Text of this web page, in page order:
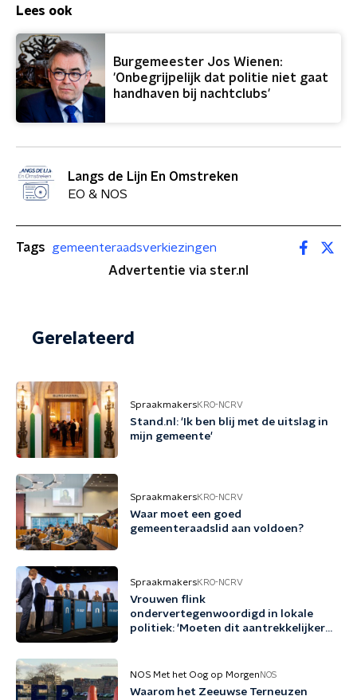
Lees ook
Burgemeester Jos Wienen:
'Onbegrijpelijk dat politie niet gaat
handhaven bij nachtclubs'
Langs de Lijn En Omstreken
EO & NOS
Tags
gemeenteraadsverkiezingen
Advertentie via ster.nl
Gerelateerd
SpraakmakersKRO-NCRV
Stand.nl: 'Ik ben blij met de uitslag in
mijn gemeente'
SpraakmakersKRO-NCRV
Waar moet een goed
gemeenteraadslid aan voldoen?
SpraakmakersKRO-NCRV
Vrouwen flink
ondervertegenwoordigd in lokale
politiek: 'Moeten dit aantrekkelijker
NOS Met het Oog op Morgen NOS
Waarom het Zeeuwse Terneuzen